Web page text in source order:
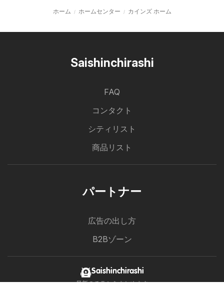
ホーム ホームセンター カインズ ホーム
Saishinchirashi
FAQ
コンタクト
シティリスト
商品リスト
パートナー
広告の出し方
B2Bゾーン
Saishinchirashi
最新のチラシをまとめます